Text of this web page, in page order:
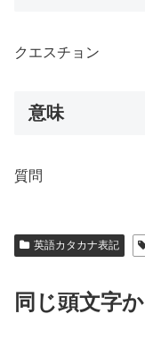
クエスチョン
意味
質問
英語カタカナ表記
同じ頭文字